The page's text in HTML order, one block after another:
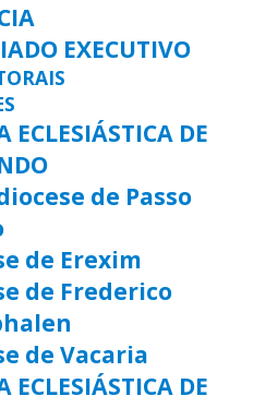
EXECUTIVO
ECLESIÁSTICA DE
de Passo
de Erexim
de Frederico
de Vacaria
ECLESIÁSTICA DE